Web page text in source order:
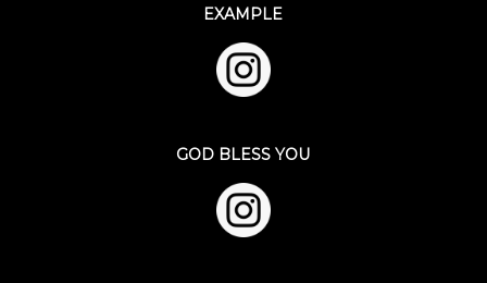
EXAMPLE
GOD BLESS YOU